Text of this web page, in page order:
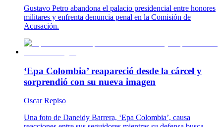
Gustavo Petro abandona el palacio presidencial entre honores
militares y enfrenta denuncia penal en la Comisión de
Acusación.
‘Epa Colombia’ reapareció desde la cárcel y
sorprendió con su nueva imagen
Oscar Repiso
Una foto de Daneidy Barrera, ‘Epa Colombia’, causa